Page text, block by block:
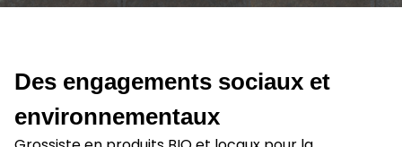
Des engagements sociaux et
environnementaux